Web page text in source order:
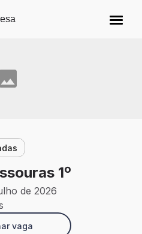
1º
de 2026
vaga